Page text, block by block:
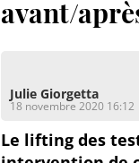
avant/
Julie Giorgetta
18 novembre 2020 16:12
Le lifting des